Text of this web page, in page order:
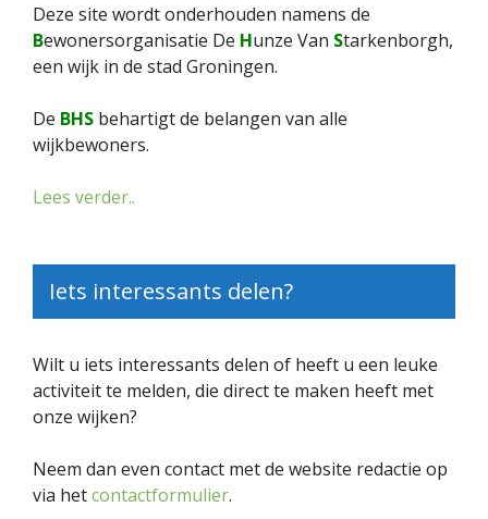
Deze site wordt onderhouden namens de
Bewonersorganisatie De Hunze Van Starkenborgh,
een wijk in de stad Groningen.
De BHS behartigt de belangen van alle
wijkbewoners.
Lees verder..
Iets interessants delen?
Wilt u iets interessants delen of heeft u een leuke
activiteit te melden, die direct te maken heeft met
onze wijken?
Neem dan even contact met de website redactie op
via hetcontactformulier.